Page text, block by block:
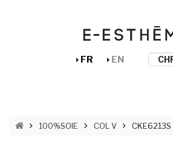
FR EN
FIL D'ARIANE
100%SOIE COL V CKE6213S